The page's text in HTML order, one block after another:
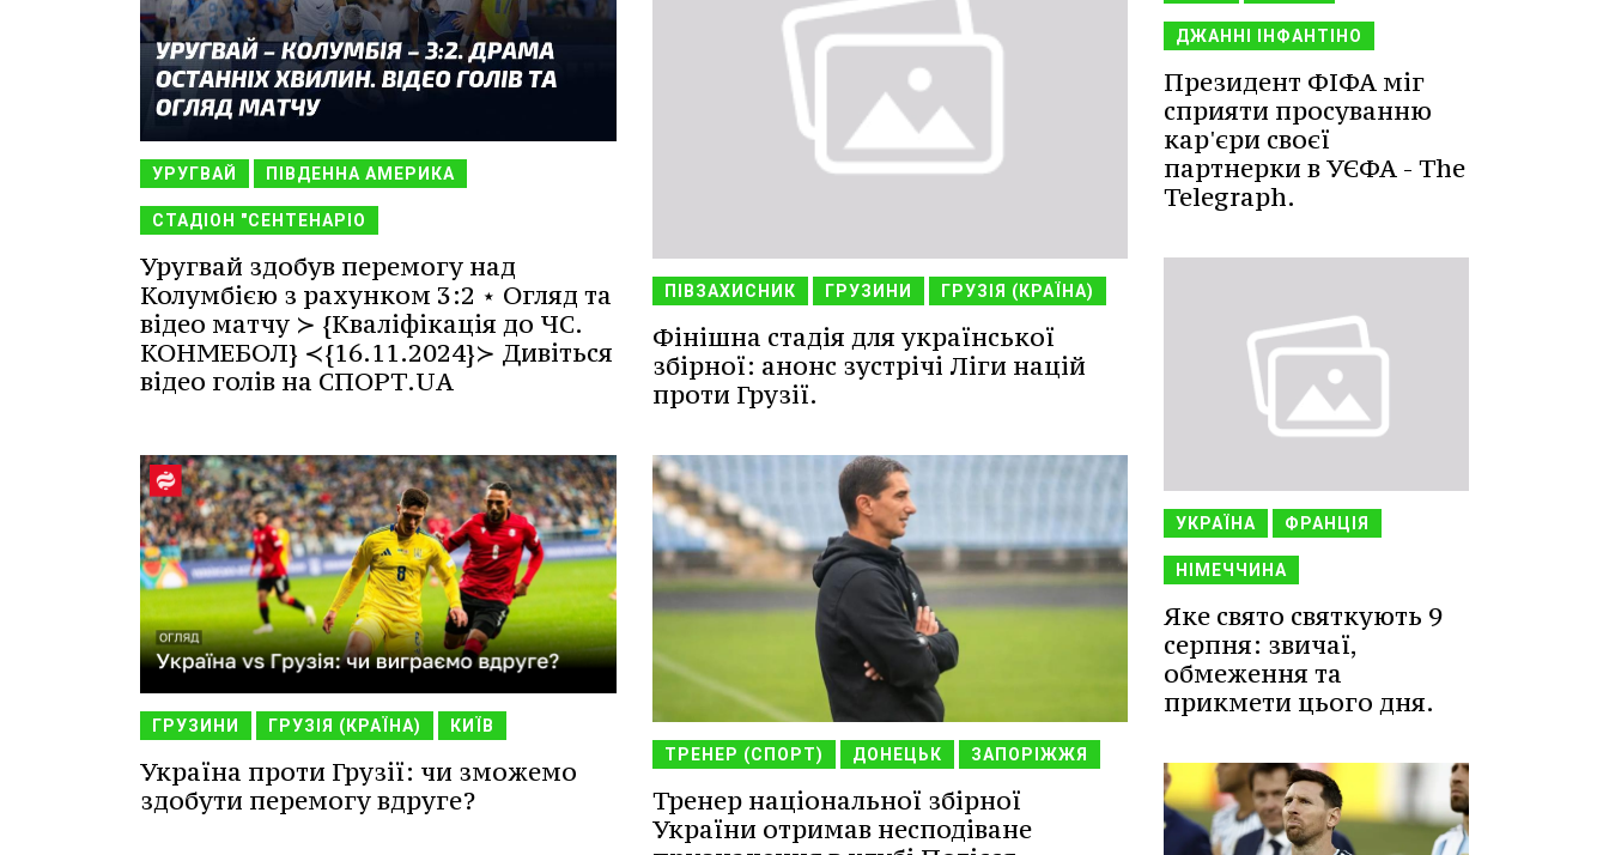
УРУГВАЙ ПІВДЕННА АМЕРИКА
СТАДІОН "СЕНТЕНАРІО
Уругвай здобув перемогу над
Колумбією з рахунком 3:2 ⋆ Огляд та
відео матчу ≻ {Кваліфікація до ЧС.
КОНМЕБОЛ} ≺{16.11.2024}≻ Дивіться
відео голів на СПОРТ.UA
ПІВЗАХИСНИК ГРУЗИНИ ГРУЗІЯ (КРАЇНА)
Фінішна стадія для української
збірної: анонс зустрічі Ліги націй
проти Грузії.
ГРУЗИНИ ГРУЗІЯ (КРАЇНА) КИЇВ
Україна проти Грузії: чи зможемо
здобути перемогу вдруге?
ТРЕНЕР (СПОРТ) ДОНЕЦЬК ЗАПОРІЖЖЯ
Тренер національної збірної
України отримав несподіване
ДЖАННІ ІНФАНТІНО
Президент ФІФА міг
сприяти просуванню
кар'єри своєї
партнерки в УЄФА - The
Telegraph.
УКРАЇНА ФРАНЦІЯ
НІМЕЧЧИНА
Яке свято святкують 9
серпня: звичаї,
обмеження та
прикмети цього дня.